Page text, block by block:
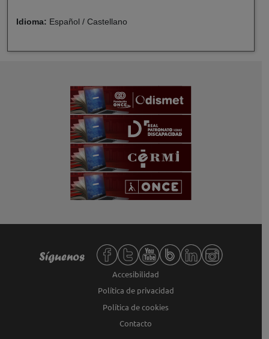
Idioma: Español / Castellano
Redes sociales de Fundación ONCE,
Síguenos
Accesibilidad
Política de privacidad
Política de cookies
Contacto